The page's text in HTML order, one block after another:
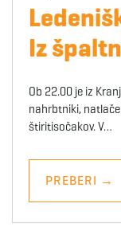
Iz
Ob 22.00 je iz
nahrbtniki,
štiritisočakov. V…
PREBERI →